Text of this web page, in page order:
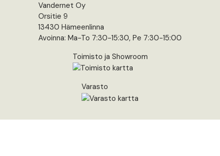
Vandernet Oy
Orsitie 9
13430 Hämeenlinna
Avoinna: Ma-To 7:30-15:30, Pe 7:30-15:00
Toimisto ja Showroom
Varasto